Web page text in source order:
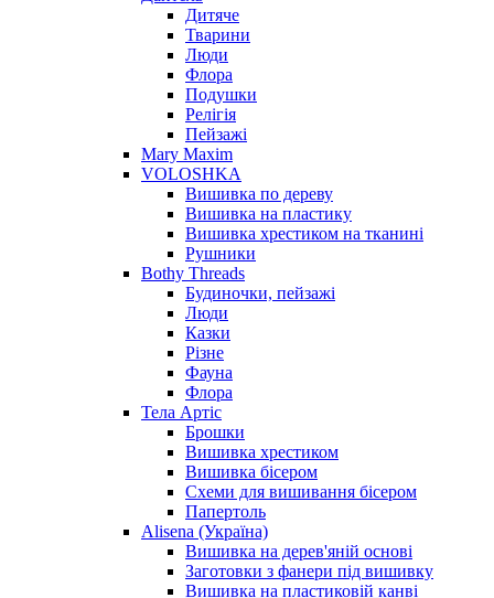
Дитяче
Тварини
Люди
Флора
Подушки
Релігія
Пейзажі
Mary Maxim
VOLOSHKA
Вишивка по дереву
Вишивка на пластику
Вишивка хрестиком на тканині
Рушники
Bothy Threads
Будиночки, пейзажі
Люди
Казки
Різне
Фауна
Флора
Тела Артіс
Брошки
Вишивка хрестиком
Вишивка бісером
Схеми для вишивання бісером
Папертоль
Alisena (Україна)
Вишивка на дерев'яній основі
Заготовки з фанери під вишивку
Вишивка на пластиковій канві